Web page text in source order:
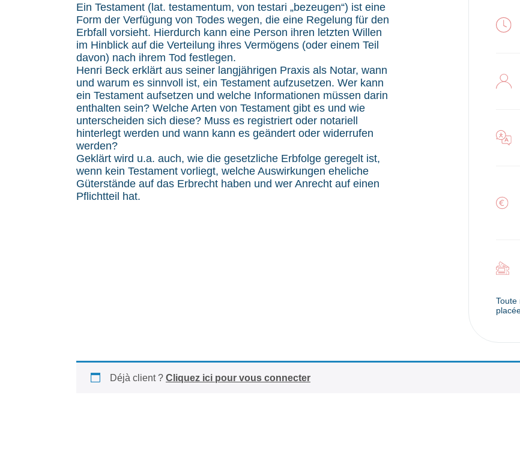
Ein Testament (lat. testamentum, von testari „bezeugen“) ist eine
Form der Verfügung von Todes wegen, die eine Regelung für den
Erbfall vorsieht. Hierdurch kann eine Person ihren letzten Willen
im Hinblick auf die Verteilung ihres Vermögens (oder einem Teil
davon) nach ihrem Tod festlegen.
Henri Beck erklärt aus seiner langjährigen Praxis als Notar, wann
und warum es sinnvoll ist, ein Testament aufzusetzen. Wer kann
ein Testament aufsetzen und welche Informationen müssen darin
enthalten sein? Welche Arten von Testament gibt es und wie
unterscheiden sich diese? Muss es registriert oder notariell
hinterlegt werden und wann kann es geändert oder widerrufen
werden?
Geklärt wird u.a. auch, wie die gesetzliche Erbfolge geregelt ist,
wenn kein Testament vorliegt, welche Auswirkungen eheliche
Güterstände auf das Erbrecht haben und wer Anrecht auf einen
Pflichtteil hat.
Toute
Déjà client ? Cliquez ici pour vous connecter